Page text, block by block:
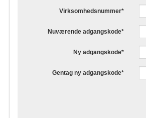
Virksomhedsnummer
Nuværende adgangskode
Ny adgangskode
Gentag ny adgangskode